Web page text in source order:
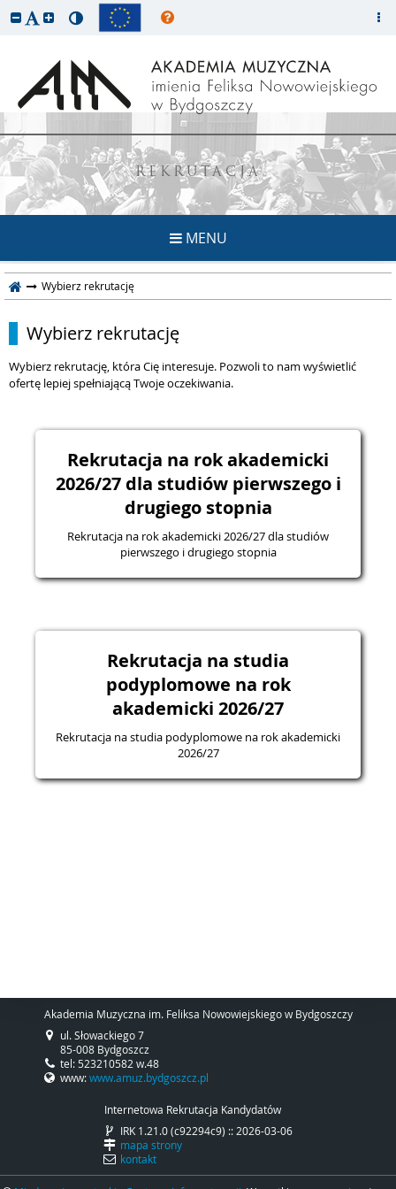
REKRUTACJA
MENU
Wybierz rekrutację
Wybierz rekrutację
Wybierz rekrutację, która Cię interesuje. Pozwoli to nam wyświetlić
ofertę lepiej spełniającą Twoje oczekiwania.
Rekrutacja na rok akademicki
2026/27 dla studiów pierwszego i
drugiego stopnia
Rekrutacja na rok akademicki 2026/27 dla studiów
pierwszego i drugiego stopnia
Rekrutacja na studia
podyplomowe na rok
akademicki 2026/27
Rekrutacja na studia podyplomowe na rok akademicki
2026/27
Akademia Muzyczna im. Feliksa Nowowiejskiego w Bydgoszczy
ul. Słowackiego 7
85-008 Bydgoszcz
tel: 523210582 w.48
www:www.amuz.bydgoszcz.pl
Internetowa Rekrutacja Kandydatów
IRK 1.21.0 (c92294c9) :: 2026-03-06
mapa strony
kontakt